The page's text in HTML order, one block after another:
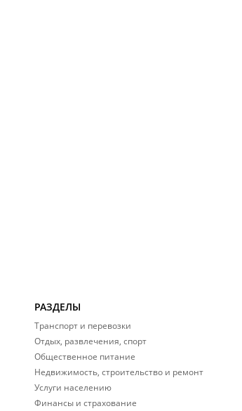
РАЗДЕЛЫ
Транспорт и перевозки
Отдых, развлечения, спорт
Общественное питание
Недвижимость, строительство и ремонт
Услуги населению
Финансы и страхование